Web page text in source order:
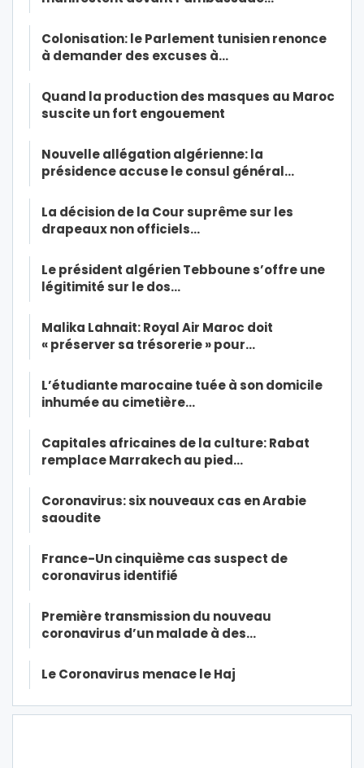
Colonisation: le Parlement tunisien renonce
à demander des excuses à…
Quand la production des masques au Maroc
suscite un fort engouement
Nouvelle allégation algérienne: la
présidence accuse le consul général…
La décision de la Cour suprême sur les
drapeaux non officiels…
Le président algérien Tebboune s’offre une
légitimité sur le dos…
Malika Lahnait: Royal Air Maroc doit
« préserver sa trésorerie » pour…
L’étudiante marocaine tuée à son domicile
inhumée au cimetière…
Capitales africaines de la culture: Rabat
remplace Marrakech au pied…
Coronavirus: six nouveaux cas en Arabie
saoudite
France-Un cinquième cas suspect de
coronavirus identifié
Première transmission du nouveau
coronavirus d’un malade à des…
Le Coronavirus menace le Haj